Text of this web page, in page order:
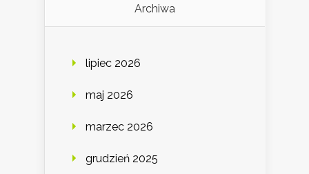
Archiwa
lipiec 2026
maj 2026
marzec 2026
grudzień 2025